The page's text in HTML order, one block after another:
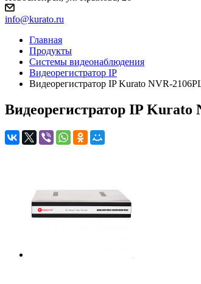
info@kurato.ru
Главная
Продукты
Системы видеонаблюдения
Видеорегистратор IP
Видеорегистратор IP Kurato NVR-
Видеорегистратор IP Kurato